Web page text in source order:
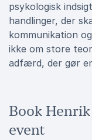
psykologisk
handlinger, der
kommunikation
ikke om store
adfærd, der gør
Book
event